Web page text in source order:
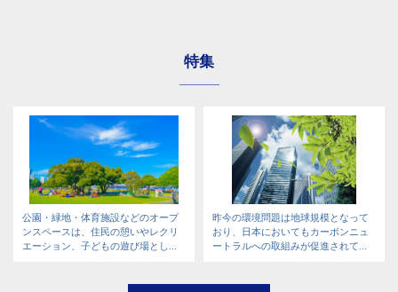
特集
公園・緑地・体育施設などのオープ
ンスペースは、住民の憩いやレクリ
エーション、子どもの遊び場とし...
昨今の環境問題は地球規模となって
おり、日本においてもカーボンニュ
ートラルへの取組みが促進されて...